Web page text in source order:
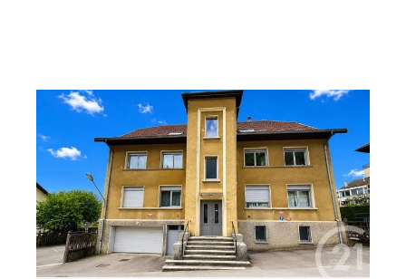
MORTEAU 25
, 4 pièces
Ref : 10417
Appartement F4 à louer
1 300 €
par mois charges comprises